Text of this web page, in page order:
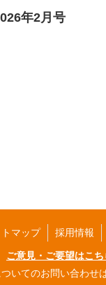
年2月号
マップ 採用情報
ご意見・ご要望はこ
いてのお問い合わせ